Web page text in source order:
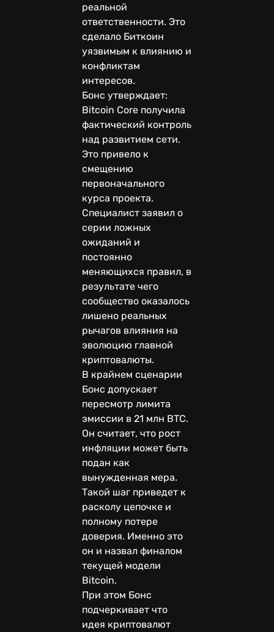
реальной
ответственности. Это
сделало Биткоин
уязвимым к влиянию и
конфликтам
интересов.
Бонс утверждает:
Bitcoin Core получила
фактический контроль
над развитием сети.
Это привело к
смещению
первоначального
курса проекта.
Специалист заявил о
серии ложных
ожиданий и
постоянно
меняющихся правил, в
результате чего
сообщество оказалось
лишено реальных
рычагов влияния на
эволюцию главной
криптовалюты.
В крайнем сценарии
Бонс допускает
пересмотр лимита
эмиссии в 21 млн BTC.
Он считает, что рост
инфляции может быть
подан как
вынужденная мера.
Такой шаг приведет к
расколу цепочке и
полному потере
доверия. Именно это
он и назвал финалом
текущей модели
Bitcoin.
При этом Бонс
подчеркивает что
идея криптовалют